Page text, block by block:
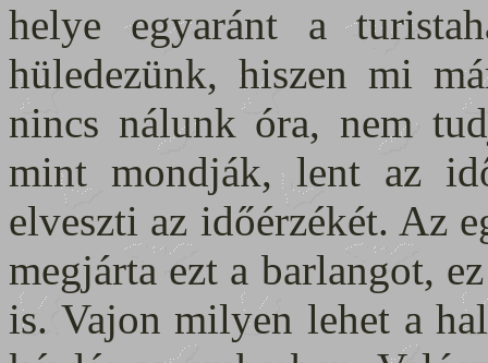
helye egyaránt a
hüledezünk, hiszen mi
nincs nálunk óra, nem
mint mondják, lent az
elveszti az időérzékét. Az
megjárta ezt a barlangot,
is. Vajon milyen lehet a